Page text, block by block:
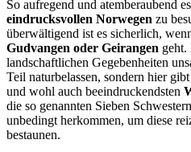
So aufregend und atemberaubend
eindrucksvollen Norwegen zu
überwältigend ist es sicherlich,
Gudvangen oder Geirangen
landschaftlichen Gegebenheiten
Teil naturbelassen, sondern hier
und wohl auch beeindruckendsten
die so genannten Sieben
unbedingt herkommen, um diese
bestaunen.